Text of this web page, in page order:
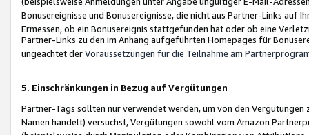
Bonusereignisse und Bonusereignisse, die nicht aus Partner-Links auf
Ermessen, ob ein Bonusereignis stattgefunden hat oder ob eine
Partner-Links zu den im Anhang aufgeführten Homepages für
ungeachtet derVoraussetzungen für die Teilnahme am
5. Einschränkungen in Bezug auf Vergütungen
Partner-Tags sollten nur verwendet werden, um von den
Namen handelt) versuchst, Vergütungen sowohl vom Amazon